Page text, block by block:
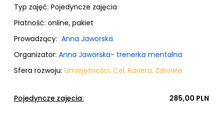
Typ zajęć: Pojedyncze zajęcia
Płatność: online, pakiet
Prowadzący: Anna Jaworska
Organizator: Anna Jaworska- trenerka mentalna
Sfera rozwoju: Umiejętności, Cel, Kariera, Zdrowie
Pojedyncze zajęcia: 285,00 PLN